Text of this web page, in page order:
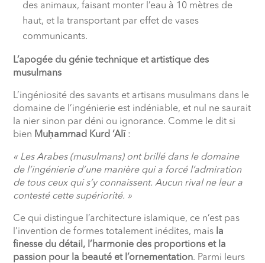
des animaux, faisant monter l’eau à 10 mètres de
haut, et la transportant par effet de vases
communicants.
L’apogée du génie technique et artistique des
musulmans
L’ingéniosité des savants et artisans musulmans dans le
domaine de l’ingénierie est indéniable, et nul ne saurait
la nier sinon par déni ou ignorance. Comme le dit si
bien Muḥammad Kurd ‘Alī:
« Les Arabes (musulmans) ont brillé dans le domaine
de l’ingénierie d’une manière qui a forcé l’admiration
de tous ceux qui s’y connaissent. Aucun rival ne leur a
contesté cette supériorité. »
Ce qui distingue l’architecture islamique, ce n’est pas
l’invention de formes totalement inédites, mais la
finesse du détail, l’harmonie des proportions et la
passion pour la beauté et l’ornementation. Parmi leurs